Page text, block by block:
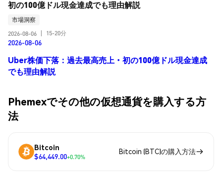
初の100億ドル現金達成でも理由解説
市場洞察
2026-08-06
15-20分
2026-08-06
Uber株価下落：過去最高売上・初の100億ドル現金達成
でも理由解説
Phemexでその他の仮想通貨を購入する方
法
Bitcoin
$64,449.00+0.70%
Bitcoin (BTC)の購入方法